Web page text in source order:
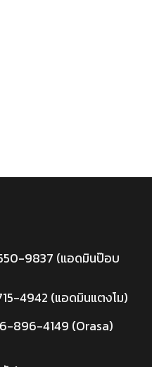
9837 (แอดมินป๊อบ
4942 (แอดมินแตงโม)
896-4149 (Orasa)